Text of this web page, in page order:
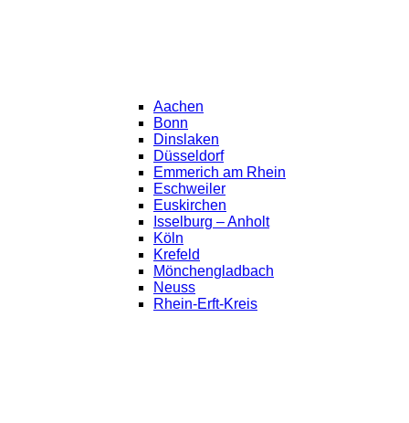
Aachen
Bonn
Dinslaken
Düsseldorf
Emmerich am Rhein
Eschweiler
Euskirchen
Isselburg – Anholt
Köln
Krefeld
Mönchengladbach
Neuss
Rhein-Erft-Kreis